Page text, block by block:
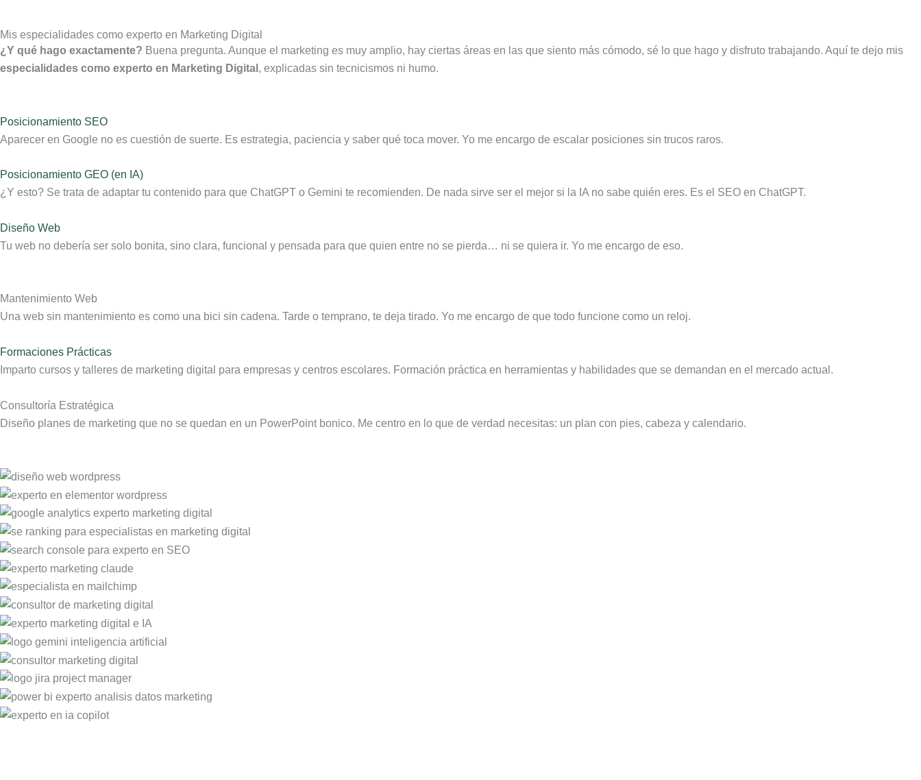
Mis especialidades como experto en Marketing Digital
¿Y qué hago exactamente? Buena pregunta. Aunque el marketing es muy amplio, hay ciertas áreas en las que siento más cómodo, sé lo que hago y disfruto trabajando. Aquí te dejo mis
especialidades como experto en Marketing Digital , explicadas sin tecnicismos ni humo.
Posicionamiento SEO
Aparecer en Google no es cuestión de suerte. Es estrategia, paciencia y saber qué toca mover. Yo me encargo de escalar posiciones sin trucos raros.
Posicionamiento GEO (en IA)
¿Y esto? Se trata de adaptar tu contenido para que ChatGPT o Gemini te recomienden. De nada sirve ser el mejor si la IA no sabe quién eres. Es el SEO en ChatGPT.
Diseño Web
Tu web no debería ser solo bonita, sino clara, funcional y pensada para que quien entre no se pierda… ni se quiera ir. Yo me encargo de eso.
Mantenimiento Web
Una web sin mantenimiento es como una bici sin cadena. Tarde o temprano, te deja tirado. Yo me encargo de que todo funcione como un reloj.
Formaciones Prácticas
Imparto cursos y talleres de marketing digital para empresas y centros escolares. Formación práctica en herramientas y habilidades que se demandan en el mercado actual.
Consultoría Estratégica
Diseño planes de marketing que no se quedan en un PowerPoint bonico. Me centro en lo que de verdad necesitas: un plan con pies, cabeza y calendario.